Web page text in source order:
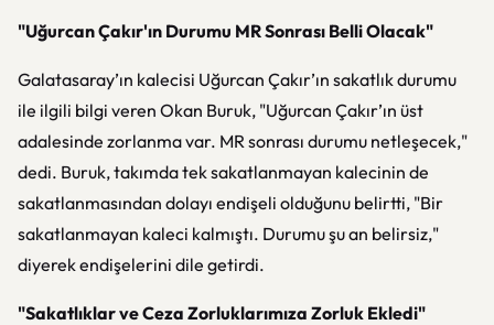
"Uğurcan Çakır'ın Durumu MR Sonrası Belli Olacak"
Galatasaray’ın kalecisi Uğurcan Çakır’ın sakatlık durumu
ile ilgili bilgi veren Okan Buruk, "Uğurcan Çakır’ın üst
adalesinde zorlanma var. MR sonrası durumu netleşecek,"
dedi. Buruk, takımda tek sakatlanmayan kalecinin de
sakatlanmasından dolayı endişeli olduğunu belirtti, "Bir
sakatlanmayan kaleci kalmıştı. Durumu şu an belirsiz,"
diyerek endişelerini dile getirdi.
"Sakatlıklar ve Ceza Zorluklarımıza Zorluk Ekledi"